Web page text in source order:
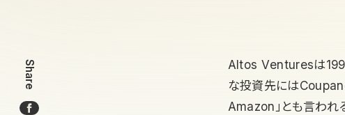
Share
Altos Venturesは
な投資先には
Amazon」とも言わ